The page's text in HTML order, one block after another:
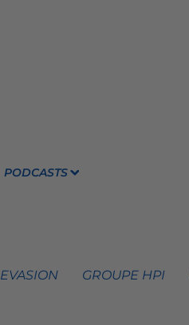
PODCASTS
GROUPE HPI